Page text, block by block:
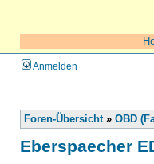
Anmelden
Foren-Übersicht» OBD
Eberspaecher